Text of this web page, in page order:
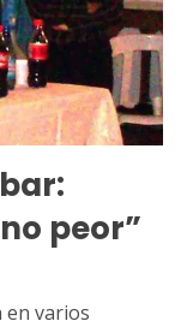
peor”
en varios